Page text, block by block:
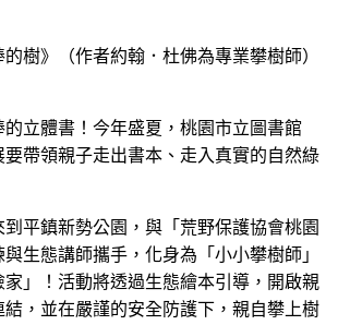
樹》（作者約翰．杜佛為專業攀樹師）
的立體書！今年盛夏，桃園市立圖書館
要帶領親子走出書本、走入真實的自然綠
平鎮新勢公園，與「荒野保護協會桃園
生態講師攜手，化身為「小小攀樹師」
」！活動將透過生態繪本引導，開啟親
，並在嚴謹的安全防護下，親自攀上樹